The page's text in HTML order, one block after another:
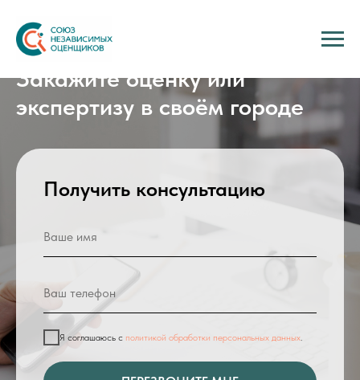
Закажите оценку или
экспертизу в своём городе
Получить консультацию
Я соглашаюсь с политикой обработки персональных данных